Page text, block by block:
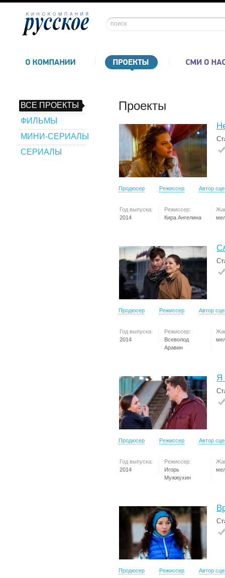
ВСЕ ПРОЕКТЫ
ФИЛЬМЫ
МИНИ-СЕРИАЛЫ
СЕРИАЛЫ
Проекты
Продюсер Режиссер Автор
Год выпуска:
2014
Режиссер:
Кира Ангелина
Продюсер Режиссер Автор
Год выпуска:
2014
Режиссер:
Всеволод
Аравин
Я
Продюсер Режиссер Автор
Год выпуска:
2014
Режиссер:
Игорь
Мужжухин
Продюсер Режиссер Автор